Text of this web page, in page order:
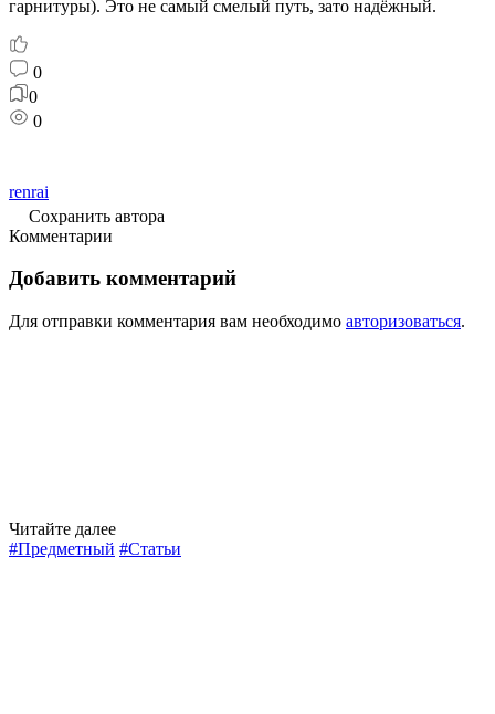
гарнитуры). Это не самый смелый путь, зато надёжный.
0
0
0
renrai
Сохранить автора
Комментарии
Добавить комментарий
Для отправки комментария вам необходимо авторизоваться.
Читайте далее
#Предметный #Статьи